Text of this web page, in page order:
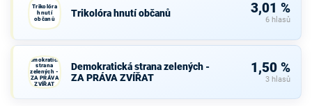
Trikolóra
hnutí
občanů
Trikolóra hnutí občanů 3,01 %
6 hlasů
Demokratická
strana
zelených -
ZA PRÁVA
ZVÍŘAT
Demokratická strana zelených -
ZA PRÁVA ZVÍŘAT
1,50 %
3 hlasů